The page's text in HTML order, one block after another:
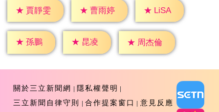
★ 賈靜雯 ★ 曹雨婷 ★ LiSA
★ 孫鵬 ★ 昆凌 ★ 周杰倫
關於三立新聞網
隱私權聲明
三立新聞自律守則
合作提案窗口 意見反應